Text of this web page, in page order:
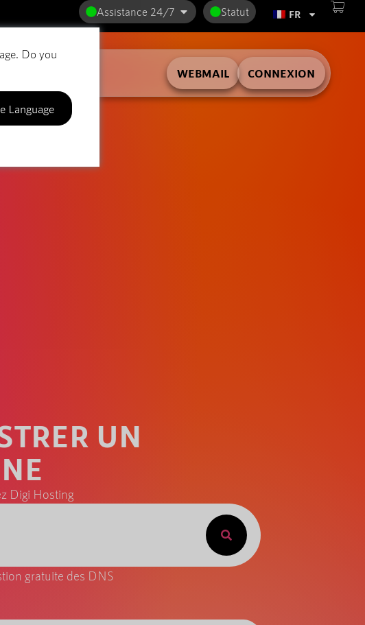
Assistance 24/7 Statut FR
WEBMAIL CONNEXION
UN
Digi Hosting
gratuite des DNS
Do you
Language